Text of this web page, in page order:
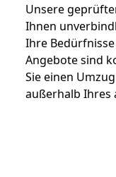
Unsere
Ihnen
Ihre
Angebote sind
Sie einen
außerhalb Ihres